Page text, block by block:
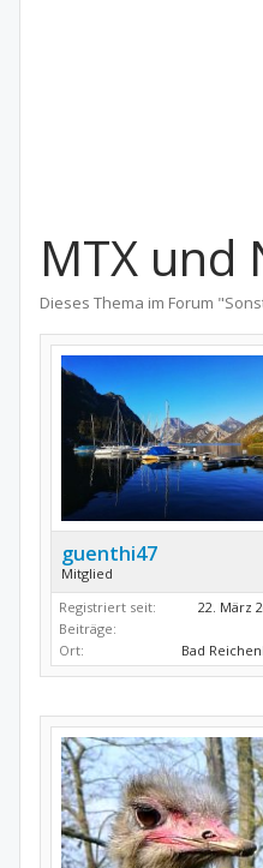
MTX und
Dieses Thema im Forum "
guenthi47
Mitglied
Registriert seit:
22. März
Beiträge:
Ort:
Bad